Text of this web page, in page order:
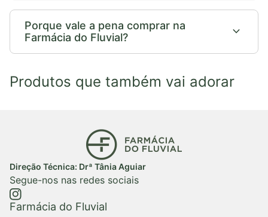
Porque vale a pena comprar na
Farmácia do Fluvial?
expand_more
Produtos que também vai adorar
Início
Direção Técnica: Drª Tânia Aguiar
Segue-nos nas redes sociais
https://www.instagram.com/farmaciadofluvial/
(ligação abre num novo separador/janela)
Farmácia do Fluvial